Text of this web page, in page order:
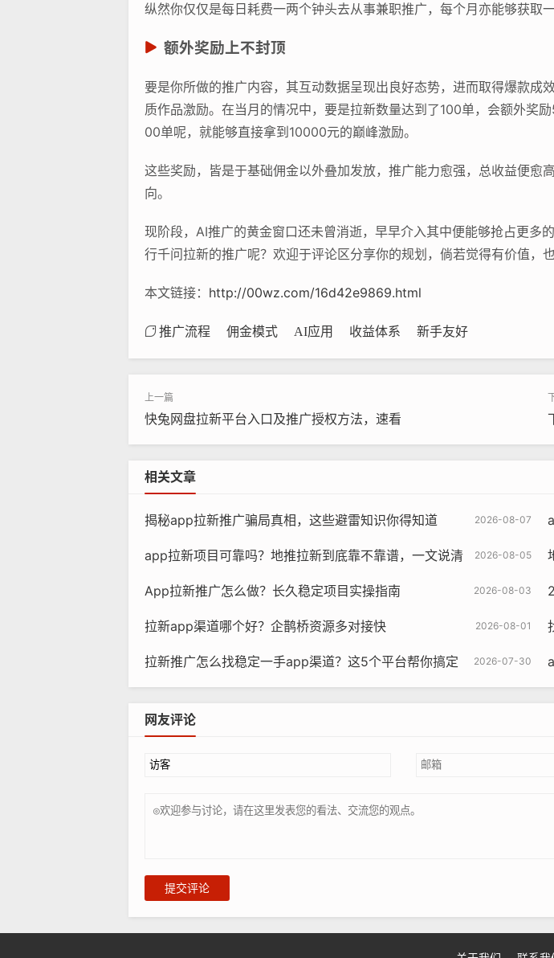
纵然你仅仅是每日耗费一两个钟头去从事兼职推广，每个月亦能够获取
额外奖励上不封顶
要是你所做的推广内容，其互动数据呈现出良好态势，进而取得爆款
质作品激励。在当月的情况中，要是拉新数量达到了100单，会额外
00单呢，就能够直接拿到10000元的巅峰激励。
这些奖励，皆是于基础佣金以外叠加发放，推广能力愈强，总收益便
向。
现阶段，AI推广的黄金窗口还未曾消逝，早早介入其中便能够抢占更多
行千问拉新的推广呢？欢迎于评论区分享你的规划，倘若觉得有价值，
本文链接： http://00wz.com/16d42e9869.html
推广流程 佣金模式 AI应用 收益体系 新手友好
快兔网盘拉新平台入口及推广授权方法，速看
相关文章
2026-08-07
揭秘app拉新推广骗局真相，这些避雷知识你得知道
2026-08-05
app拉新项目可靠吗？地推拉新到底靠不靠谱，一文说清
2026-08-03
App拉新推广怎么做？长久稳定项目实操指南
2026-08-01
拉新app渠道哪个好？企鹊桥资源多对接快
2026-07-30
拉新推广怎么找稳定一手app渠道？这5个平台帮你搞定
网友评论
提交评论